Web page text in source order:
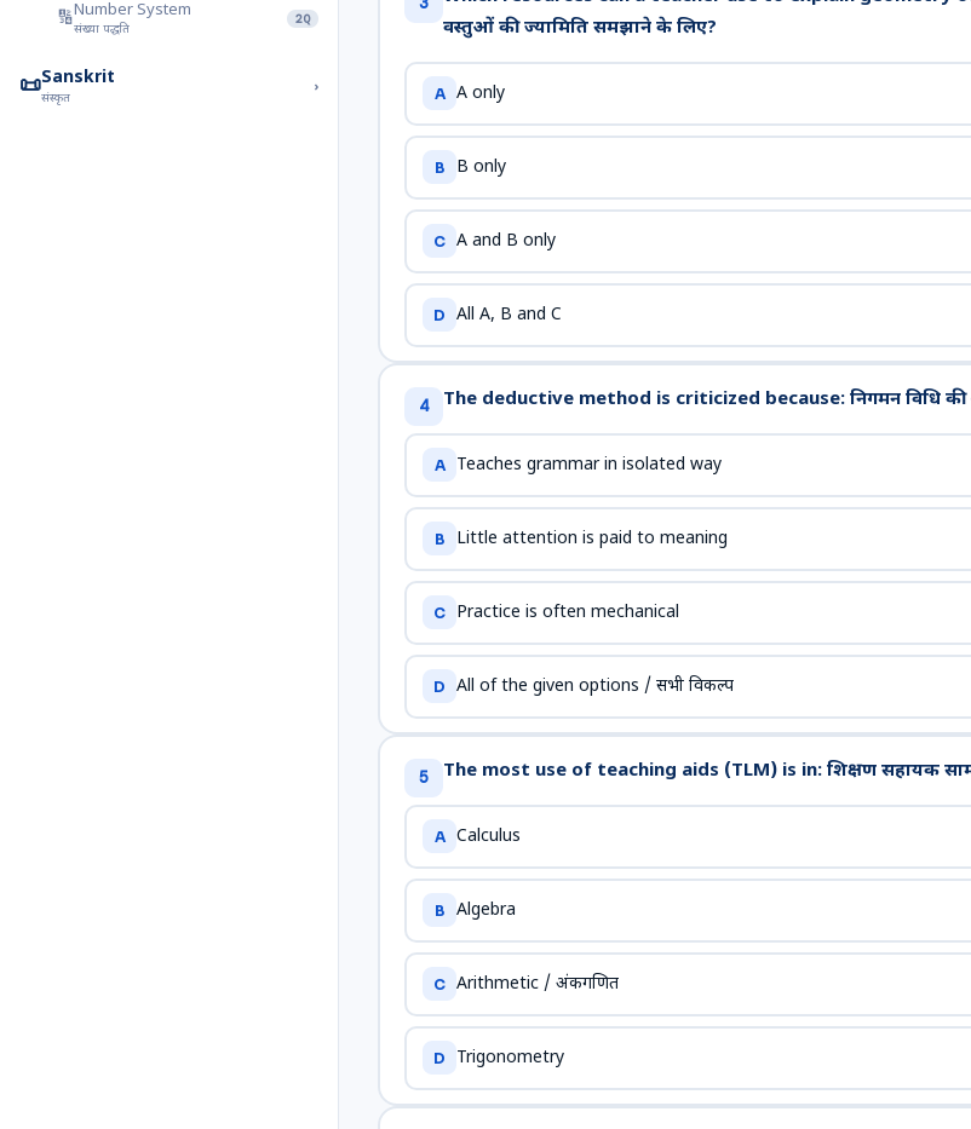
🔢Number System
संख्या पद्धति
2Q
📜Sanskrit
संस्कृत
›
वस्तुओं की ज्यामिति समझाने के लिए?
A A only
B B only
C A and B only
D All A, B and C
4 The deductive method is criticized because: निगमन विधि की
A Teaches grammar in isolated way
B Little attention is paid to meaning
C Practice is often mechanical
D All of the given options / सभी विकल्प
5 The most use of teaching aids (TLM) is in: शिक्षण सहायक
A Calculus
B Algebra
C Arithmetic / अंकगणित
D Trigonometry